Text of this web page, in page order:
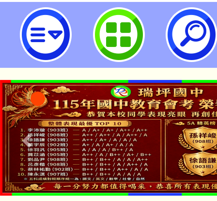
114年「推動中小學數位學習精進
研習(8月場)-桃園市立瑞坪國民中
「本色祭」8/29、30在